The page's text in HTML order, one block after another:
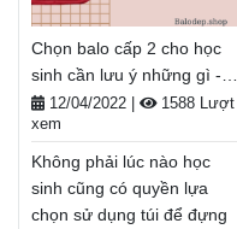
sử dụng. Mời các bạn theo
dõi bài viết sau nhé!
Balodep.shop|Chuyên Balo-
Túi xách–Vali đẹp.
FreeShip toàn quốc, Miễn
phí đổi trả hàng, Thanh
toán tiền khi nhận hàng.
Xem thêm
Chọn balo cấp 2 cho học
sinh cần lưu ý những gì -
Balodep.shop
12/04/2022
1588 Lượt
xem
Không phải lúc nào học
sinh cũng có quyền lựa
chọn sử dụng túi để đựng